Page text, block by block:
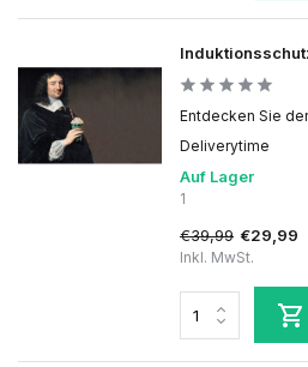
Entdecken Sie
Deliverytime
Auf Lager
1
€39,99 €29,99
Inkl. MwSt.